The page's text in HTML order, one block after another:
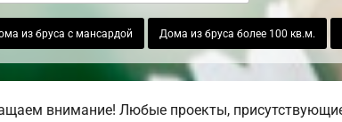
из бруса с мансардой Дома из бруса более 100 кв.м.
внимание! Любые проекты,